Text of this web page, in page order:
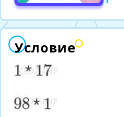
Условие